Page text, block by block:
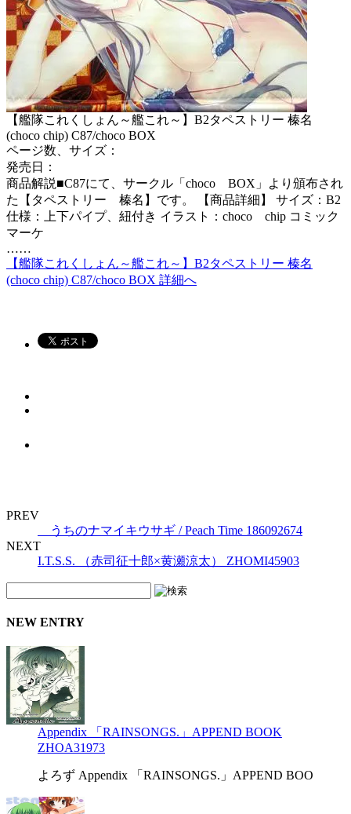
【艦隊これくしょん～艦これ～】B2タペストリー 榛名
(choco chip) C87/choco BOX
ページ数、サイズ：
発売日：
商品解説■C87にて、サークル「choco BOX」より頒布され
た【タペストリー 榛名】です。 【商品詳細】 サイズ：B2
仕様：上下パイプ、紐付き イラスト：choco chip コミック
マーケ
……
【艦隊これくしょん～艦これ～】B2タペストリー 榛名
(choco chip) C87/choco BOX 詳細へ
PREV
うちのナマイキウサギ / Peach Time 186092674
NEXT
I.T.S.S. （赤司征十郎×黄瀬涼太） ZHOMI45903
NEW ENTRY
Appendix 「RAINSONGS.」APPEND BOOK
ZHOA31973
よろず Appendix 「RAINSONGS.」APPEND BOO